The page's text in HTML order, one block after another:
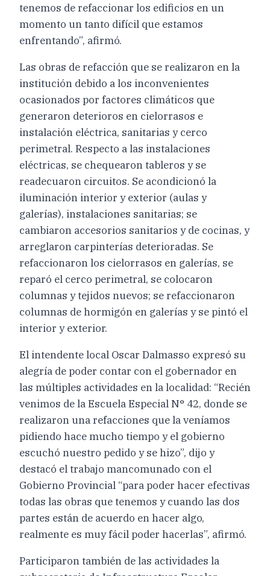
tenemos de refaccionar los edificios en un
momento un tanto difícil que estamos
enfrentando”, afirmó.
Las obras de refacción que se realizaron en la
institución debido a los inconvenientes
ocasionados por factores climáticos que
generaron deterioros en cielorrasos e
instalación eléctrica, sanitarias y cerco
perimetral. Respecto a las instalaciones
eléctricas, se chequearon tableros y se
readecuaron circuitos. Se acondicionó la
iluminación interior y exterior (aulas y
galerías), instalaciones sanitarias; se
cambiaron accesorios sanitarios y de cocinas, y
arreglaron carpinterías deterioradas. Se
refaccionaron los cielorrasos en galerías, se
reparó el cerco perimetral, se colocaron
columnas y tejidos nuevos; se refaccionaron
columnas de hormigón en galerías y se pintó el
interior y exterior.
El intendente local Oscar Dalmasso expresó su
alegría de poder contar con el gobernador en
las múltiples actividades en la localidad: “Recién
venimos de la Escuela Especial N° 42, donde se
realizaron una refacciones que la veníamos
pidiendo hace mucho tiempo y el gobierno
escuchó nuestro pedido y se hizo”, dijo y
destacó el trabajo mancomunado con el
Gobierno Provincial “para poder hacer efectivas
todas las obras que tenemos y cuando las dos
partes están de acuerdo en hacer algo,
realmente es muy fácil poder hacerlas”, afirmó.
Participaron también de las actividades la